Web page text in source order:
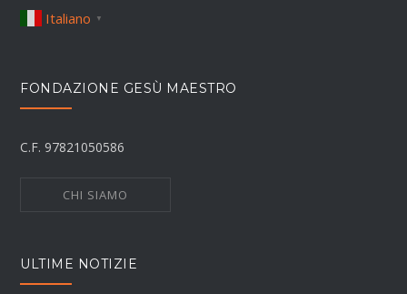
Italiano ▼
FONDAZIONE GESÙ MAESTRO
C.F. 97821050586
CHI SIAMO
ULTIME NOTIZIE